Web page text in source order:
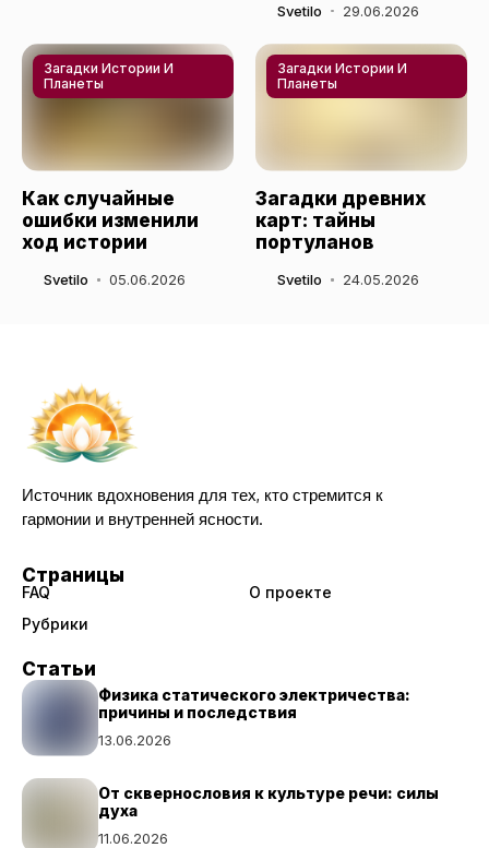
Svetilo 29.06.2026
Загадки Истории И
Планеты
Как случайные
ошибки изменили
ход истории
Svetilo 05.06.2026
Загадки Истории И
Планеты
Загадки древних
карт: тайны
портуланов
Svetilo 24.05.2026
Источник вдохновения для тех, кто стремится к
гармонии и внутренней ясности.
Страницы
FAQ
О проекте
Рубрики
Статьи
Физика статического электричества:
причины и последствия
13.06.2026
От сквернословия к культуре речи: силы
духа
11.06.2026